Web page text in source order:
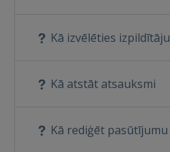
Kā izvēlēties izpildītāju
Kā atstāt atsauksmi
Kā rediģēt pasūtījumu